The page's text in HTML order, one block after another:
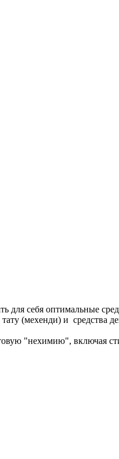
для себя оптимальные
(мехенди) и средства
"нехимию", включая